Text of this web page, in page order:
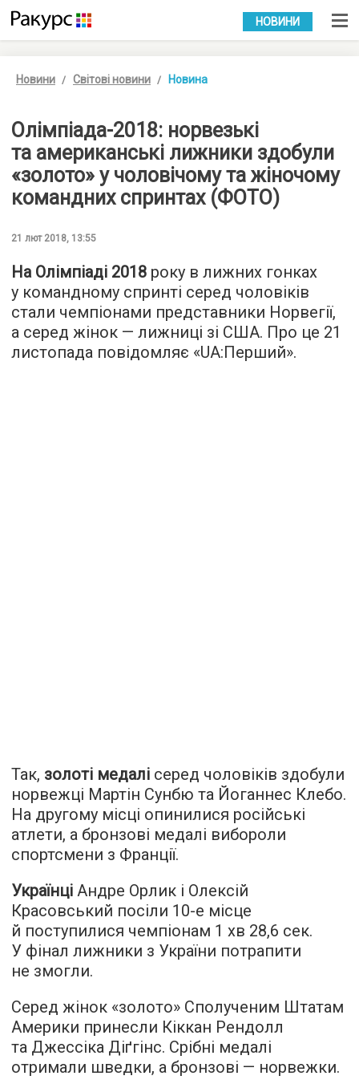
УКР РУС
НОВИНИ
Новини Світові новини Новина
Олімпіада-2018: норвезькі
та американські лижники здобули
«золото» у чоловічому та жіночому
командних спринтах (ФОТО)
21 лют 2018, 13:55
На Олімпіаді 2018 року в лижних гонках
у командному спринті серед чоловіків
стали чемпіонами представники Норвегії,
а серед жінок — лижниці зі США. Про це 21
листопада повідомляє «UA:Перший».
Так, золоті медалі серед чоловіків здобули
норвежці Мартін Сунбю та Йоганнес Клебо.
На другому місці опинилися російські
атлети, а бронзові медалі вибороли
спортсмени з Франції.
Українці Андре Орлик і Олексій
Красовський посіли 10-е місце
й поступилися чемпіонам 1 хв 28,6 сек.
У фінал лижники з України потрапити
не змогли.
Серед жінок «золото» Сполученим Штатам
Америки принесли Кіккан Рендолл
та Джессіка Діґгінс. Срібні медалі
отримали шведки, а бронзові — норвежки.